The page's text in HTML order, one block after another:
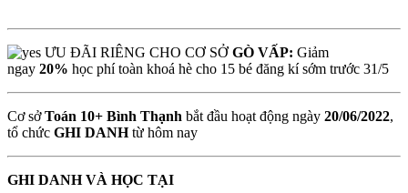
ƯU ĐÃI RIÊNG CHO CƠ SỞ GÒ VẤP: Giảm
ngay 20% học phí toàn khoá hè cho 15 bé đăng kí sớm trước 31/5
Cơ sởToán 10+ Bình Thạnh bắt đầu hoạt động ngày 20/06/2022,
tổ chức GHI DANHtừ hôm nay
GHI DANH VÀ HỌC TẠI